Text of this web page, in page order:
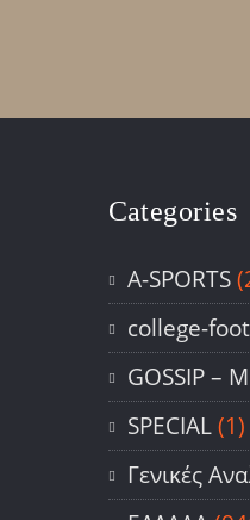
Categories
A-SPORTS
college-
GOSSIP –
SPECIAL(1)
Γενικές